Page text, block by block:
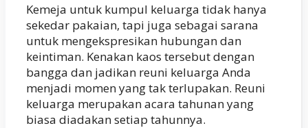
Kemeja untuk kumpul keluarga tidak hanya
sekedar pakaian, tapi juga sebagai sarana
untuk mengekspresikan hubungan dan
keintiman. Kenakan kaos tersebut dengan
bangga dan jadikan reuni keluarga Anda
menjadi momen yang tak terlupakan. Reuni
keluarga merupakan acara tahunan yang
biasa diadakan setiap tahunnya.